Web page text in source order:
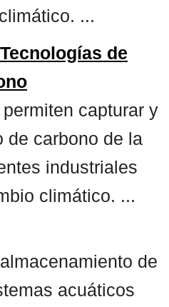
...
de
capturar y
de carbono de la
industriales
climático. ...
de
acuáticos